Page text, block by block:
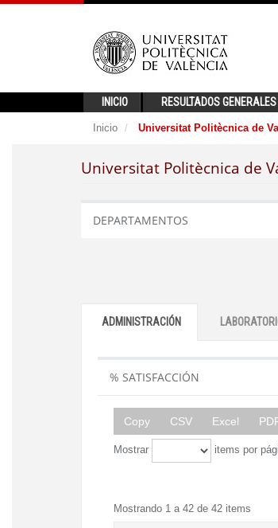
INICIO RESULTADOS GENERALES
Inicio Universitat Politècnica de
Universitat Politècnica de
DEPARTAMENTOS
ADMINISTRACIÓN
% SATISFACCIÓN
Copy CSV Excel
Mostrar items por
Mostrando 1 a 42 de 42 items